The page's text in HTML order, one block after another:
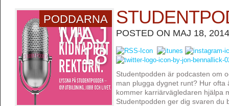
PODDARNA
MAJ
18
POSTED ON MAJ 18,
Studentpodden är podcasten om
man plugga dygnet runt? Hur ofta
kommer karriärvägledaren hjälpa
Studentpodden ger dig svaren du